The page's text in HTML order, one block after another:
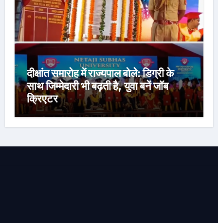
दीक्षांत समारोह में राज्यपाल बोले: डिग्री के
साथ जिम्मेदारी भी बढ़ती है, युवा बनें जॉब
क्रिएटर